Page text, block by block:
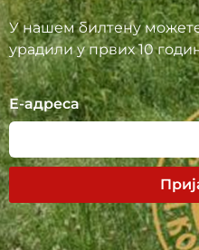
У нашем билтену
урадили у првих 10
Е-адреса